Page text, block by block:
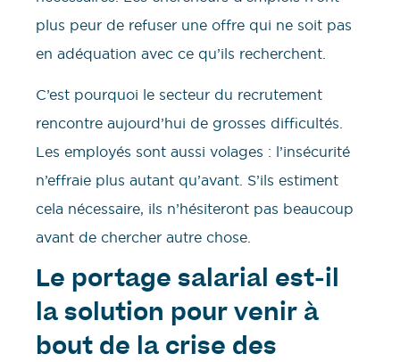
plus peur de refuser une offre qui ne soit pas
en adéquation avec ce qu’ils recherchent.
C’est pourquoi le secteur du recrutement
rencontre aujourd’hui de grosses difficultés.
Les employés sont aussi volages : l’insécurité
n’effraie plus autant qu’avant. S’ils estiment
cela nécessaire, ils n’hésiteront pas beaucoup
avant de chercher autre chose.
Le portage salarial est-il
la solution pour venir à
bout de la crise des